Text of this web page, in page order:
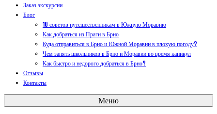
Заказ экскурсии
Блог
10 советов путешественникам в Южную Моравию
Как добраться из Праги в Брно
Куда отправиться в Брно и Южной Моравии в плохую погоду?
Чем занять школьников в Брно и Моравии во время каникул
Как быстро и недорого добраться в Брно?
Отзывы
Контакты
Меню